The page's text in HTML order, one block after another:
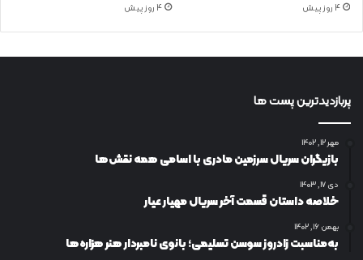
4 روز پیش 4 روز پیش
پربازدیدترین پست ها
مهر ۱۲, ۱۴۰۲
بازیگران سریال سرزمین مادری با اسامی همه نقش‌ها
دی ۱۷, ۱۴۰۳
خلاصه داستان قسمت آخر سریال مهیار عیار
بهمن ۱۶, ۱۴۰۲
به‌مناسبت زادروز سوسن تسلیمی؛ بانوی نامبردار هنر هزاره‌ها